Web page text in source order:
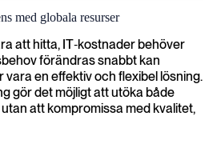
hitta, när kapaciteten behöver skalas
behöver optimeras ger vi er
från Östeuropa och utvalda
med globala resurser
att hitta, IT‑kostnader behöver
förändras snabbt kan
en effektiv och flexibel lösning.
gör det möjligt att utöka både
att kompromissa med kvalitet,